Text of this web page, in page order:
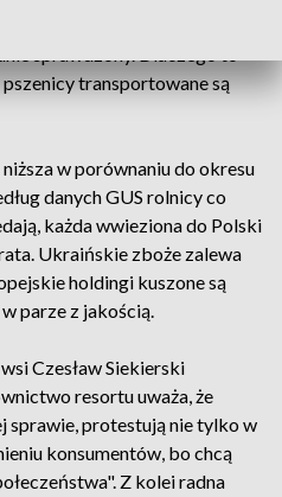
transportowane są
w porównaniu do okresu
danych GUS rolnicy co
każda wwieziona do Polski
Ukraińskie zboże zalewa
holdingi kuszone są
parze z jakością.
Czesław Siekierski
resortu uważa, że
sprawie, protestują nie tylko w
konsumentów, bo chcą
Z kolei radna